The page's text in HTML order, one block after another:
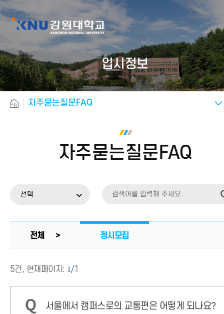
입시정보
자주묻는질문FAQ
자주묻는질문FAQ
선택
전체 > 정시모집
5건, 현재페이지: 1 /1
서울에서 캠퍼스로의 교통편은 어떻게 되나요?